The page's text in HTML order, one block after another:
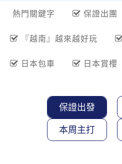
熱門關鍵字 保證出團
『越南』越來越好玩
日本包車 日本賞櫻
保證出發
本周主打